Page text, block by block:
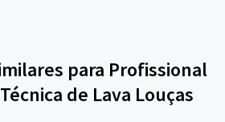
para Profissional
de Lava Louças